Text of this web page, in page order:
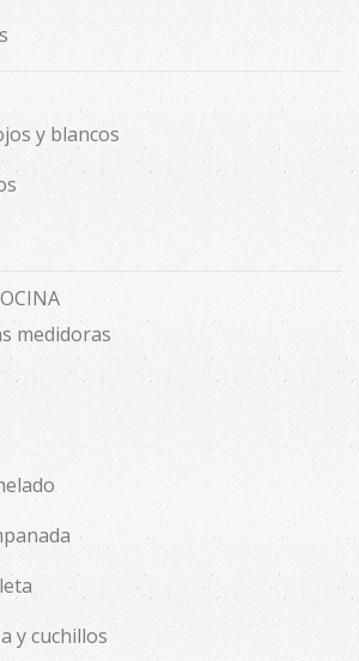
y blancos
medidoras
y cuchillos